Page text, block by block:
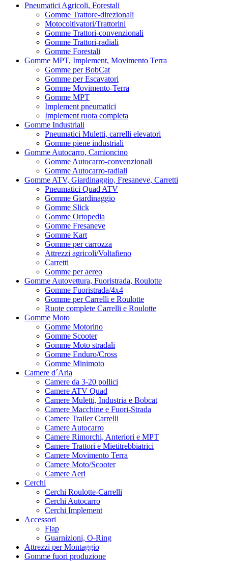
Pneumatici Agricoli, Forestali
Gomme Trattore-direzionali
Motocoltivatori/Trattorini
Gomme Trattori-convenzionali
Gomme Trattori-radiali
Gomme Forestali
Gomme MPT, Implement, Movimento Terra
Gomme per BobCat
Gomme per Escavatori
Gomme Movimento-Terra
Gomme MPT
Implement pneumatici
Implement ruota completa
Gomme Industriali
Pneumatici Muletti, carrelli elevatori
Gomme piene industriali
Gomme Autocarro, Camioncino
Gomme Autocarro-convenzionali
Gomme Autocarro-radiali
Gomme ATV, Giardinaggio, Fresaneve, Carretti
Pneumatici Quad ATV
Gomme Giardinaggio
Gomme Slick
Gomme Ortopedia
Gomme Fresaneve
Gomme Kart
Gomme per carrozza
Attrezzi agricoli/Voltafieno
Carretti
Gomme per aereo
Gomme Autovettura, Fuoristrada, Roulotte
Gomme Fuoristrada/4x4
Gomme per Carrelli e Roulotte
Ruote complete Carrelli e Roulotte
Gomme Moto
Gomme Motorino
Gomme Scooter
Gomme Moto stradali
Gomme Enduro/Cross
Gomme Minimoto
Camere d´Aria
Camere da 3-20 pollici
Camere ATV Quad
Camere Muletti, Industria e Bobcat
Camere Macchine e Fuori-Strada
Camere Trailer Carrelli
Camere Autocarro
Camere Rimorchi, Anteriori e MPT
Camere Trattori e Mietitrebbiatrici
Camere Movimento Terra
Camere Moto/Scooter
Camere Aeri
Cerchi
Cerchi Roulotte-Carrelli
Cerchi Autocarro
Cerchi Implement
Accessori
Flap
Guarnizioni, O-Ring
Attrezzi per Montaggio
Gomme fuori produzione